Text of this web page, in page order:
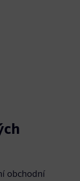
obchodní